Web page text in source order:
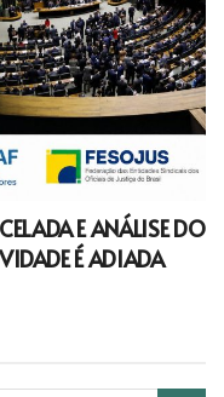
E ANÁLISE DO
É ADIADA